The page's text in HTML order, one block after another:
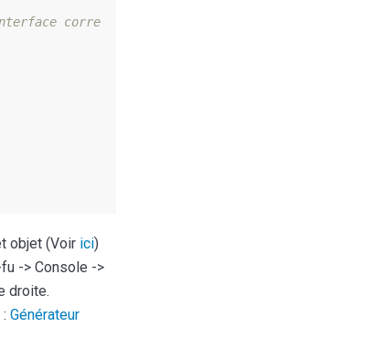
corre
objet (Voir ici)
-> Console ->
droite.
Générateur